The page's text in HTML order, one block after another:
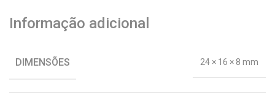
Informação adicional
DIMENSÕES 24 × 16 × 8 mm